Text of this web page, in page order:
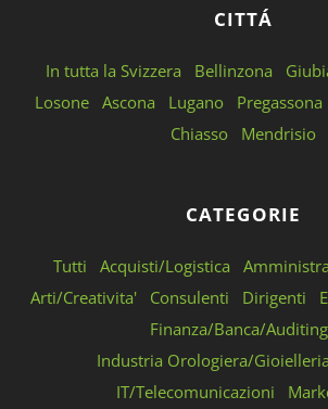
CITTÁ
In tutta la Svizzera Bellinzona
Losone Ascona Lugano Pregassona
Chiasso
Mendrisio
CATEGORIE
Tutti Acquisti/Logistica
Arti/Creativita'
Consulenti Dirigenti
Finanza/Banca/Auditing
Industria Orologiera/
IT/Telecomunicazioni